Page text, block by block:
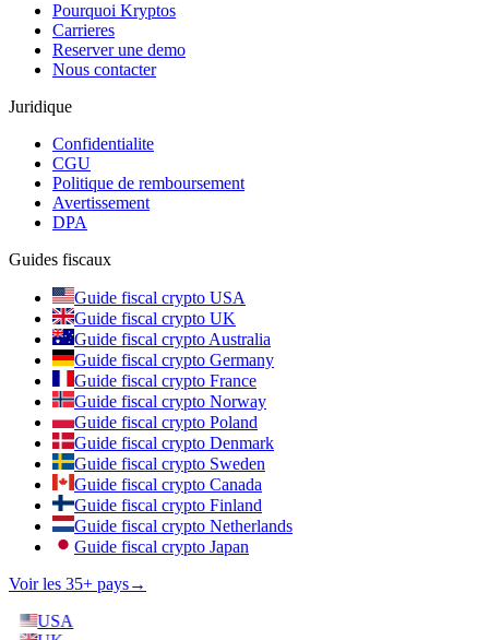
Pourquoi Kryptos
Carrieres
Reserver une demo
Nous contacter
Juridique
Confidentialite
CGU
Politique de remboursement
Avertissement
DPA
Guides fiscaux
Guide fiscal crypto USA
Guide fiscal crypto UK
Guide fiscal crypto Australia
Guide fiscal crypto Germany
Guide fiscal crypto France
Guide fiscal crypto Norway
Guide fiscal crypto Poland
Guide fiscal crypto Denmark
Guide fiscal crypto Sweden
Guide fiscal crypto Canada
Guide fiscal crypto Finland
Guide fiscal crypto Netherlands
Guide fiscal crypto Japan
Voir les 35+ pays→
USA